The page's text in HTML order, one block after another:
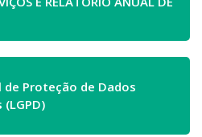
de Proteção de Dados
(LGPD)